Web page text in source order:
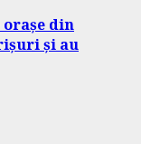
din
și au